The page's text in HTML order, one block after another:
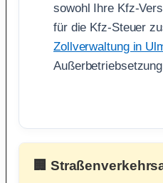
sowohl Ihre Kfz-
für die Kfz-Steuer
Zollverwaltung in
🏢